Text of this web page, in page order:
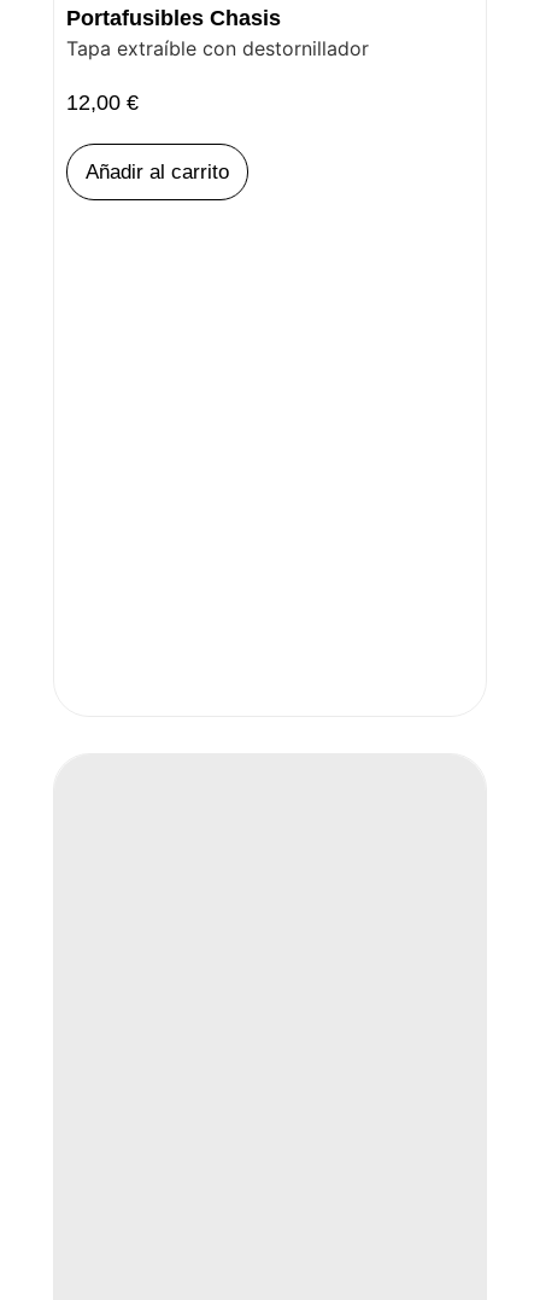
Portafusibles Chasis
Tapa extraíble con destornillador
12,00 €
Añadir al carrito